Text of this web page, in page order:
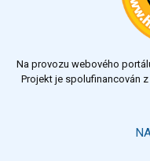
Na provozu webového
Projekt je spolufinancován